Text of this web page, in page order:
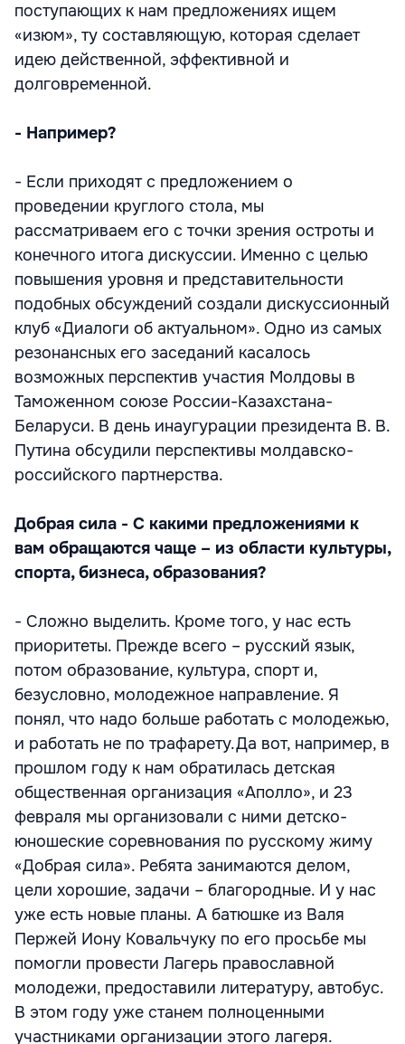
поступающих к нам предложениях ищем
«изюм», ту составляющую, которая сделает
идею действенной, эффективной и
долговременной.
- Например?
- Если приходят с предложением о
проведении круглого стола, мы
рассматриваем его с точки зрения остроты и
конечного итога дискуссии. Именно с целью
повышения уровня и представительности
подобных обсуждений создали дискуссионный
клуб «Диалоги об актуальном». Одно из самых
резонансных его заседаний касалось
возможных перспектив участия Молдовы в
Таможенном союзе России-Казахстана-
Беларуси. В день инаугурации президента В. В.
Путина обсудили перспективы молдавско-
российского партнерства.
Добрая сила - С какими предложениями к
вам обращаются чаще – из области культуры,
спорта, бизнеса, образования?
- Сложно выделить. Кроме того, у нас есть
приоритеты. Прежде всего – русский язык,
потом образование, культура, спорт и,
безусловно, молодежное направление. Я
понял, что надо больше работать с молодежью,
и работать не по трафарету.Да вот, например, в
прошлом году к нам обратилась детская
общественная организация «Аполло», и 23
февраля мы организовали с ними детско-
юношеские соревнования по русскому жиму
«Добрая сила». Ребята занимаются делом,
цели хорошие, задачи – благородные. И у нас
уже есть новые планы. А батюшке из Валя
Пержей Иону Ковальчуку по его просьбе мы
помогли провести Лагерь православной
молодежи, предоставили литературу, автобус.
В этом году уже станем полноценными
участниками организации этого лагеря.